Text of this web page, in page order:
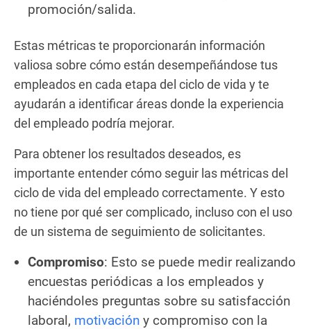
promoción/salida.
Estas métricas te proporcionarán información
valiosa sobre cómo están desempeñándose tus
empleados en cada etapa del ciclo de vida y te
ayudarán a identificar áreas donde la experiencia
del empleado podría mejorar.
Para obtener los resultados deseados, es
importante entender cómo seguir las métricas del
ciclo de vida del empleado correctamente. Y esto
no tiene por qué ser complicado, incluso con el uso
de un sistema de seguimiento de solicitantes.
Compromiso: Esto se puede medir realizando
encuestas periódicas a los empleados y
haciéndoles preguntas sobre su satisfacción
laboral, motivación y compromiso con la